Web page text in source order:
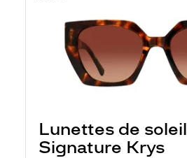
Lunettes de soleil
Signature Krys